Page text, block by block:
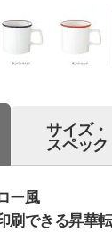
サイズ・
スペック
ー風
刷できる昇華